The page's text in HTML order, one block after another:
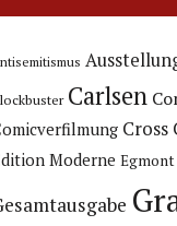
Carlsen
Cross
Moderne Egmont